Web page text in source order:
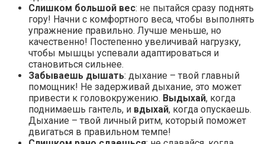
Слишком большой вес: не пытайся сразу поднять
гору! Начни с комфортного веса, чтобы выполнять
упражнение правильно. Лучше меньше, но
качественно! Постепенно увеличивай нагрузку,
чтобы мышцы успевали адаптироваться и
становиться сильнее.
Забываешь дышать: дыхание – твой главный
помощник! Не задерживай дыхание, это может
привести к головокружению. Выдыхай, когда
поднимаешь гантель, и вдыхай, когда опускаешь.
Дыхание – твой личный ритм, который поможет
двигаться в правильном темпе!